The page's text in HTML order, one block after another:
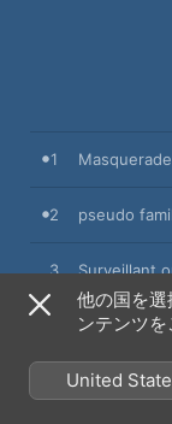
1 Masquerade
2 pseudo
3 Surveillant
three signs
The
他の国を選
ンテンツ
United